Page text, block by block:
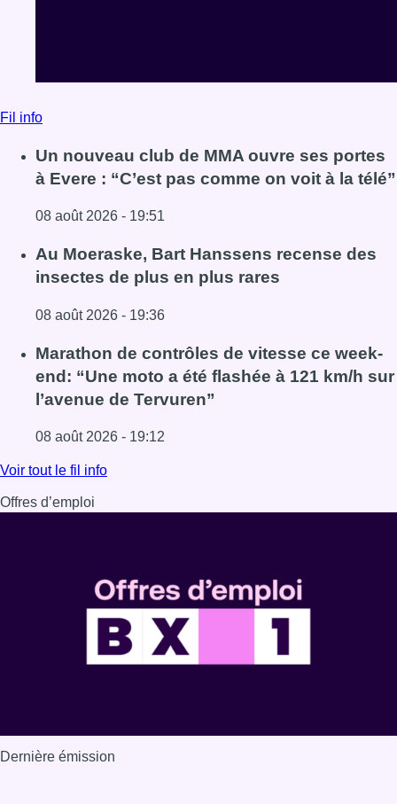
Fil info
Un nouveau club de MMA ouvre ses portes
à Evere : “C’est pas comme on voit à la télé”
08 août 2026 - 19:51
Lire l'article Un nouveau club de MMA ouvre ses portes à
Au Moeraske, Bart Hanssens recense des
insectes de plus en plus rares
08 août 2026 - 19:36
Lire l'article Au Moeraske, Bart Hanssens recense des
Marathon de contrôles de vitesse ce week-
end: “Une moto a été flashée à 121 km/h sur
l’avenue de Tervuren”
08 août 2026 - 19:12
Lire l'article Marathon de contrôles de vitesse ce week-
Voir tout le fil info
Offres d’emploi
Dernière émission